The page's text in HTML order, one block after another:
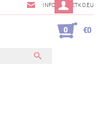
INFO@BABETKO.EU
0 €0